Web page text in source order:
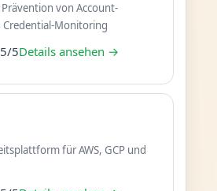
von Account-
Credential-Monitoring
5Details ansehen →
für AWS, GCP und